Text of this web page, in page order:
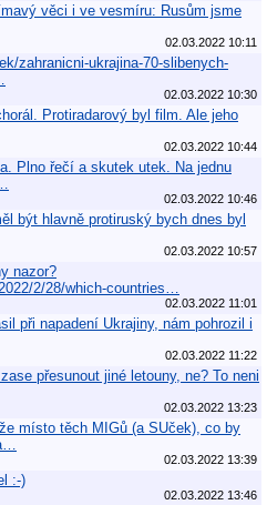
věci i ve vesmíru: Rusům jsme
02.03.2022 10:11
zahranicni-ukrajina-70-slibenych-
02.03.2022 10:30
Protiradarový byl film. Ale jeho
02.03.2022 10:44
Plno řečí a skutek utek. Na jednu
02.03.2022 10:46
být hlavně protiruský bych dnes byl
02.03.2022 10:57
nazor?
2/28/which-countries…
02.03.2022 11:01
při napadení Ukrajiny, nám pohrozil i
02.03.2022 11:22
přesunout jiné letouny, ne? To neni
02.03.2022 13:23
místo těch MIGů (a SUček), co by
02.03.2022 13:39
:-)
02.03.2022 13:46